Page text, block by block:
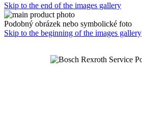
Skip to the end of the images gallery
Podobný obrázek nebo symbolické foto
Skip to the beginning of the images gallery